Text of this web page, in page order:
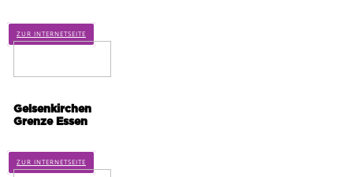
ZUR INTERNETSEITE
Gelsenkirchen
Grenze Essen
ZUR INTERNETSEITE